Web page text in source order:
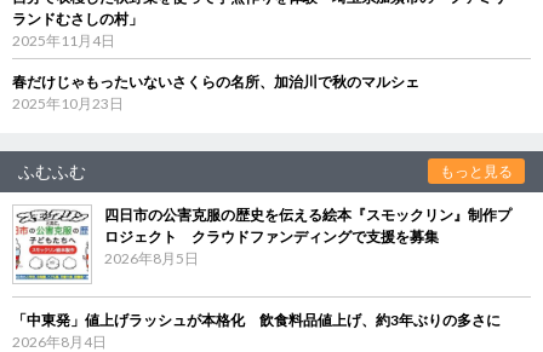
ランドむさしの村」
2025年11月4日
春だけじゃもったいないさくらの名所、加治川で秋のマルシェ
2025年10月23日
ふむふむ もっと見る
四日市の公害克服の歴史を伝える絵本『スモックリン』制作プ
ロジェクト クラウドファンディングで支援を募集
2026年8月5日
「中東発」値上げラッシュが本格化 飲食料品値上げ、約3年ぶりの多さに
2026年8月4日